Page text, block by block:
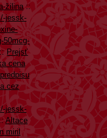
žilina::
jessk-
50mcg-
Prejsť
cena
cez
jessk-
Altace
miril